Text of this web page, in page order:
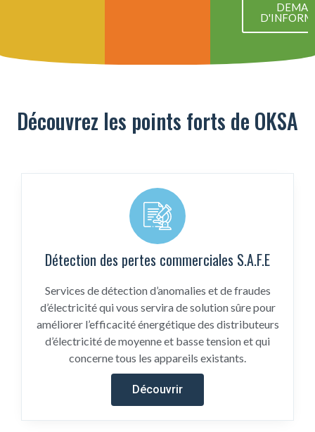
Découvrez les points forts de OKSA
Détection des pertes commerciales S.A.F.E
Services de détection d’anomalies et de fraudes
d’électricité qui vous servira de solution sûre pour
améliorer l’efficacité énergétique des distributeurs
d’électricité de moyenne et basse tension et qui
concerne tous les appareils existants.
Découvrir